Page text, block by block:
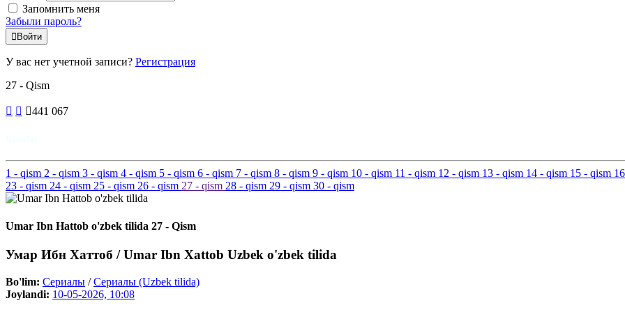
Запомнить меня
Забыли пароль?
Войти
У вас нет учетной записи? Регистрация
27 - Qism
441 067
1 - qism 2 - qism 3 - qism 4 - qism 5 - qism 6 - qism 7 - qism 8 - qism 9 - qism 10 - qism 11 - qism 12 - qism 13 - qism 14 - qism 15 - qism 16
23 - qism 24 - qism 25 - qism 26 - qism 27 - qism 28 - qism 29 - qism 30 - qism
Umar Ibn Hattob o'zbek tilida 27 - Qism
Умар Ибн Хаттоб / Umar Ibn Xattob Uzbek o'zbek tilida
Bo'lim: Сериалы /Сериалы (Uzbek tilida)
Joylandi: 10-05-2026, 10:08